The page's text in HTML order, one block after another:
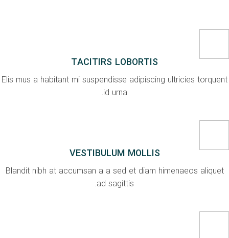
TACITIRS LOBORTIS
Elis mus a habitant mi suspendisse adipiscing ultricies torquent
id urna.
VESTIBULUM MOLLIS
Blandit nibh at accumsan a a sed et diam himenaeos aliquet
ad sagittis.